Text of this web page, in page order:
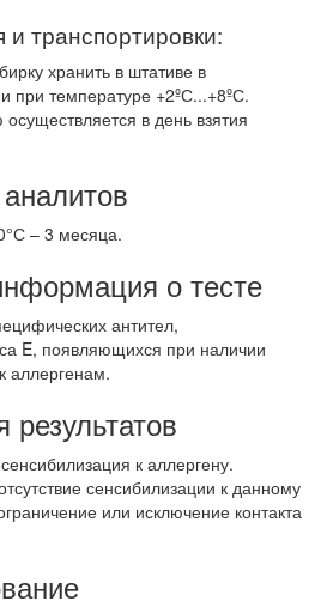
транспортировки:
хранить в штативе в
при температуре +2ºС...+8ºС.
в день взятия
– 3 месяца.
о тесте
антител,
E, появляющихся при наличии
аллергенам.
результатов
к аллергену.
сенсибилизации к данному
или исключение контакта